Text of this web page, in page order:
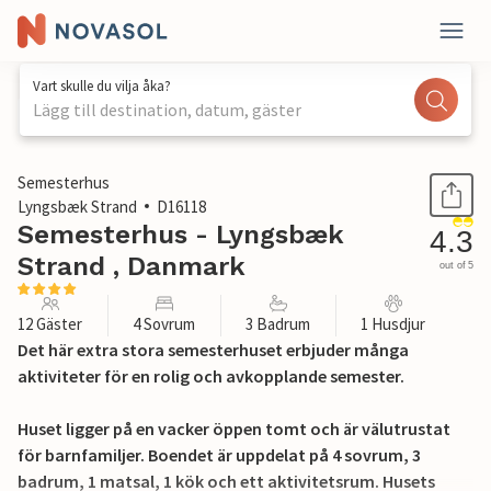
Vart skulle du vilja åka?
Lägg till destination, datum, gäster
1 / 31
Semesterhus
Lyngsbæk Strand
D16118
Semesterhus - Lyngsbæk
Strand , Danmark
4.3
out of 5
12 Gäster 4 Sovrum 3 Badrum 1 Husdjur
Det här extra stora semesterhuset erbjuder många
aktiviteter för en rolig och avkopplande semester.
Huset ligger på en vacker öppen tomt och är välutrustat
för barnfamiljer. Boendet är uppdelat på 4 sovrum, 3
badrum, 1 matsal, 1 kök och ett aktivitetsrum. Husets